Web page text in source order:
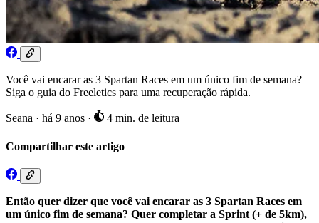
Você vai encarar as 3 Spartan Races em um único fim de semana?
Siga o guia do Freeletics para uma recuperação rápida.
Seana · há 9 anos · 4 min. de leitura
Compartilhar este artigo
Então quer dizer que você vai encarar as 3 Spartan Races em
um único fim de semana? Quer completar a Sprint (+ de 5km),